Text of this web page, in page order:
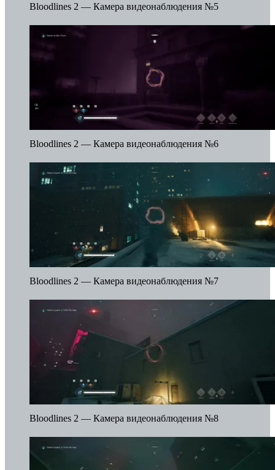
Bloodlines 2 — Камера видеонаблюдения №5
Bloodlines 2 — Камера видеонаблюдения №6
Bloodlines 2 — Камера видеонаблюдения №7
Bloodlines 2 — Камера видеонаблюдения №8